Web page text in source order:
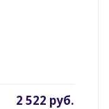
2 522 руб.